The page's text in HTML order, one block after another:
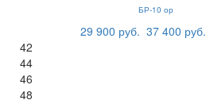
БР-10 ор
29 900 руб. 37 400 руб.
42
44
46
48